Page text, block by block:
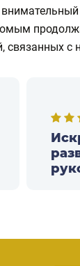
связанных с